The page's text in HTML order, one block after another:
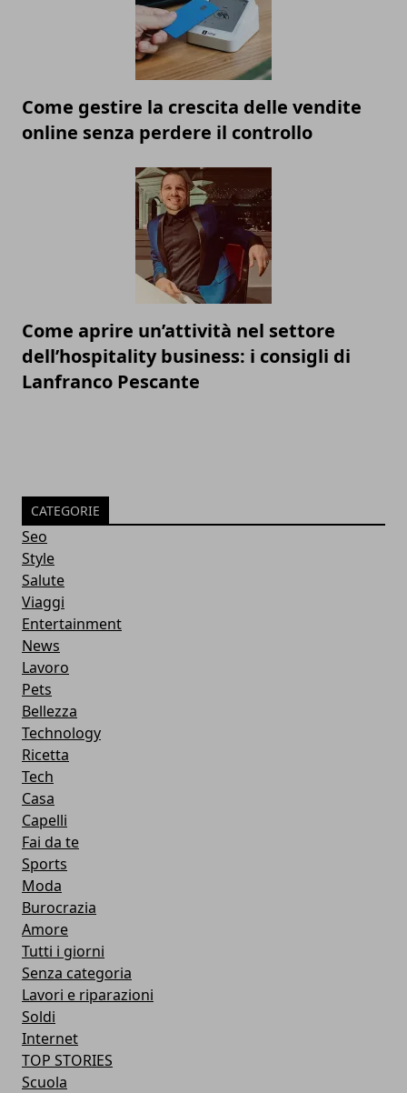
Come gestire la crescita delle vendite
online senza perdere il controllo
Come aprire un’attività nel settore
dell’hospitality business: i consigli di
Lanfranco Pescante
CATEGORIE
Seo
Style
Salute
Viaggi
Entertainment
News
Lavoro
Pets
Bellezza
Technology
Ricetta
Tech
Casa
Capelli
Fai da te
Sports
Moda
Burocrazia
Amore
Tutti i giorni
Senza categoria
Lavori e riparazioni
Soldi
Internet
TOP STORIES
Scuola